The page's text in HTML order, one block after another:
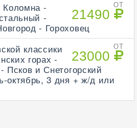
ОТ
21490
-
-
- Гороховец
ОТ
23000
классики
горах -
Псков и Снетогорский
октябрь, 3 дня + ж/д или